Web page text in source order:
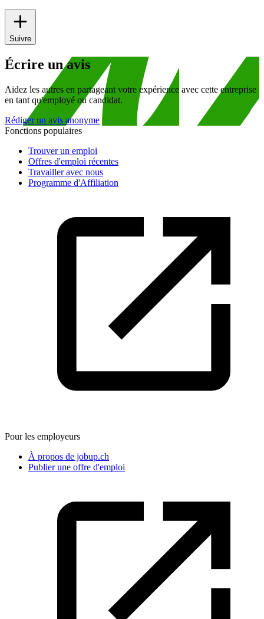
Suivre
Écrire un avis
Aidez les autres en partageant votre expérience avec cette entreprise
en tant qu'employé ou candidat.
Rédiger un avis anonyme
Fonctions populaires
Trouver un emploi
Offres d'emploi récentes
Travailler avec nous
Programme d'Affiliation
Pour les employeurs
À propos de jobup.ch
Publier une offre d'emploi